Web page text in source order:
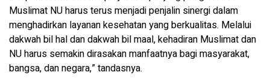
Muslimat NU harus terus menjadi penjalin sinergi dalam
menghadirkan layanan kesehatan yang berkualitas. Melalui
dakwah bil hal dan dakwah bil maal, kehadiran Muslimat dan
NU harus semakin dirasakan manfaatnya bagi masyarakat,
bangsa, dan negara,” tandasnya.